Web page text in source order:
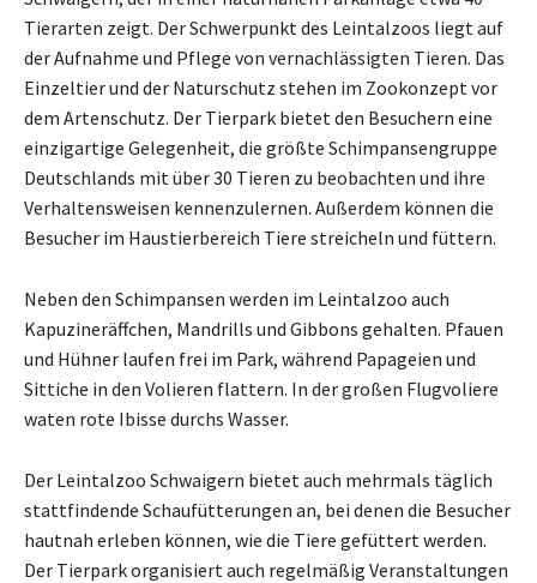
Tierarten zeigt. Der Schwerpunkt des Leintalzoos liegt auf
der Aufnahme und Pflege von vernachlässigten Tieren. Das
Einzeltier und der Naturschutz stehen im Zookonzept vor
dem Artenschutz. Der Tierpark bietet den Besuchern eine
einzigartige Gelegenheit, die größte Schimpansengruppe
Deutschlands mit über 30 Tieren zu beobachten und ihre
Verhaltensweisen kennenzulernen. Außerdem können die
Besucher im Haustierbereich Tiere streicheln und füttern.
Neben den Schimpansen werden im Leintalzoo auch
Kapuzineräffchen, Mandrills und Gibbons gehalten. Pfauen
und Hühner laufen frei im Park, während Papageien und
Sittiche in den Volieren flattern. In der großen Flugvoliere
waten rote Ibisse durchs Wasser.
Der Leintalzoo Schwaigern bietet auch mehrmals täglich
stattfindende Schaufütterungen an, bei denen die Besucher
hautnah erleben können, wie die Tiere gefüttert werden.
Der Tierpark organisiert auch regelmäßig Veranstaltungen